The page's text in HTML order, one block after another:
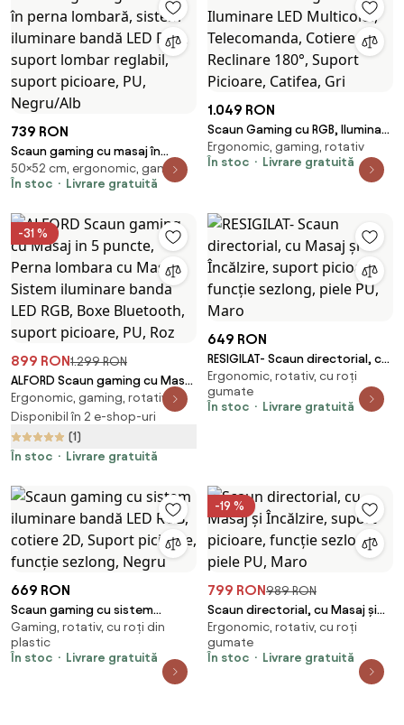
739 RON
Scaun gaming cu masaj în
perna lombară, sistem
iluminare bandă LED RGB,
picioare, PU, Negru/Alb
50×52 cm, ergonomic, gaming
În stoc
Livrare gratuită
1.049 RON
Scaun Gaming cu RGB, Iluminare
LED Multicolor, Telecomanda,
Cotiere 3D, Reclinare 180°,
Suport Picioare, Catifea, Gri
Ergonomic, gaming, rotativ
În stoc
Livrare gratuită
-31 %
899 RON1.299 RON
ALFORD Scaun gaming cu Masaj
in 5 puncte, Perna lombara cu
Masaj, Sistem iluminare banda
LED RGB, Boxe Bluetooth,
suport picioare, PU, Roz
Ergonomic, gaming, rotativ
Disponibil în 2 e-shop-uri
(1)
În stoc
Livrare gratuită
649 RON
RESIGILAT- Scaun directorial, cu
Masaj și Încălzire, suport
picioare, funcție sezlong, piele
PU, Maro
Ergonomic, rotativ, cu roți
gumate
În stoc
Livrare gratuită
669 RON
Scaun gaming cu sistem
iluminare bandă LED RGB,
cotiere 2D, Suport picioare,
funcție sezlong, Negru
Gaming, rotativ, cu roți din
plastic
În stoc
Livrare gratuită
-19 %
799 RON989 RON
Scaun directorial, cu Masaj și
Încălzire, suport picioare,
funcție sezlong, piele PU, Maro
Ergonomic, rotativ, cu roți
gumate
În stoc
Livrare gratuită